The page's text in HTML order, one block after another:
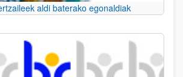
aldi baterako egonaldiak